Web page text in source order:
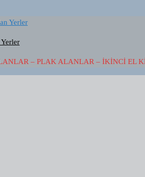
– PLAK ALANLAR – İKINCI EL